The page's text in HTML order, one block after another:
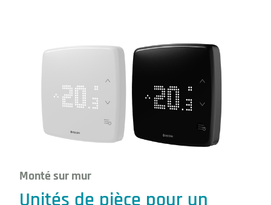
Monté sur mur
Unités de pièce pour un